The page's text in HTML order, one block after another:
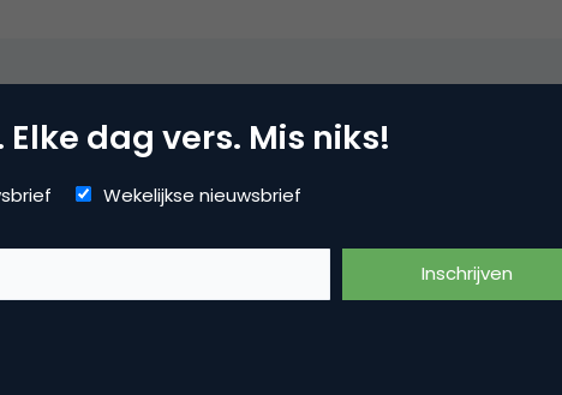
dag vers. Mis niks!
Wekelijkse nieuwsbrief